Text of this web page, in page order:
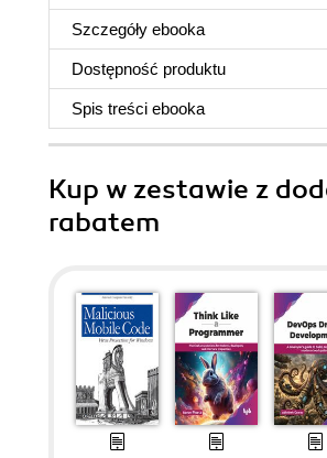
Szczegóły ebooka
Dostępność produktu
Spis treści ebooka
Kup w zestawie z
rabatem